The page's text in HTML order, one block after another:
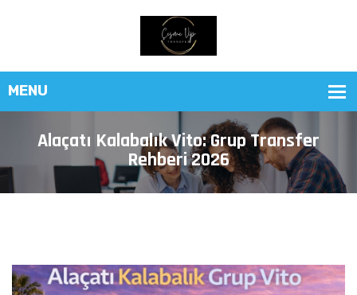
Alaçatı Kalabalık Vito: Grup Transfer
Rehberi 2026